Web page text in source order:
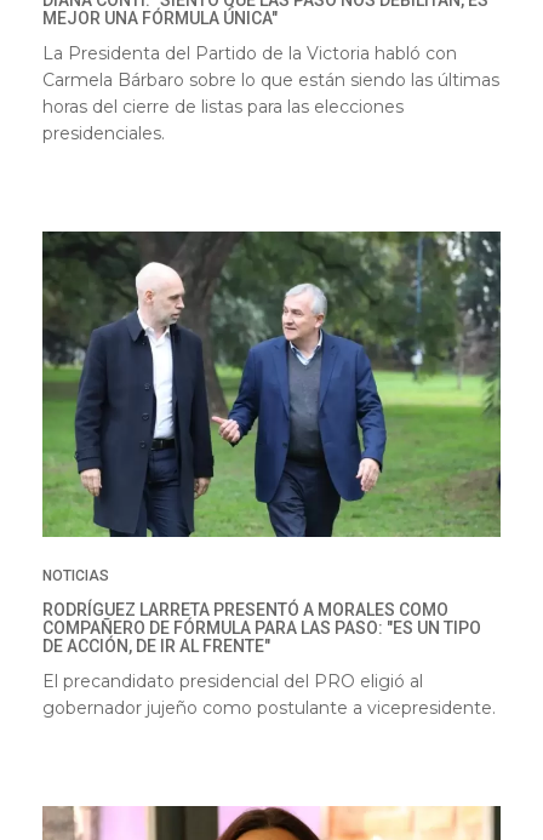
MEJOR UNA FÓRMULA ÚNICA"
La Presidenta del Partido de la Victoria habló con
Carmela Bárbaro sobre lo que están siendo las últimas
horas del cierre de listas para las elecciones
presidenciales.
NOTICIAS
RODRÍGUEZ LARRETA PRESENTÓ A MORALES COMO
COMPAÑERO DE FÓRMULA PARA LAS PASO: "ES UN TIPO
DE ACCIÓN, DE IR AL FRENTE"
El precandidato presidencial del PRO eligió al
gobernador jujeño como postulante a vicepresidente.